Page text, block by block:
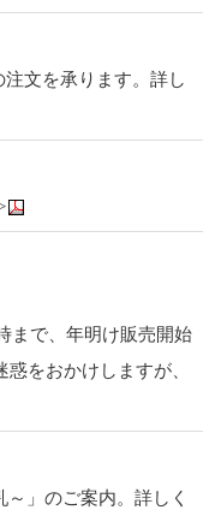
文を承ります。詳し
まで、年明け販売開始
をおかけしますが、
」のご案内。詳しく